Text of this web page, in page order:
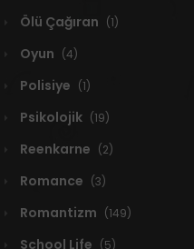
Ölü Çağıran (1)
Oyun (4)
Polisiye (1)
Psikolojik (19)
Reenkarne (2)
Romance (3)
Romantizm (149)
School Life (5)